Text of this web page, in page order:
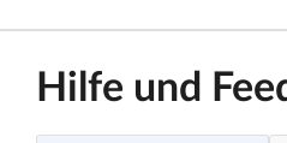
Hilfe und